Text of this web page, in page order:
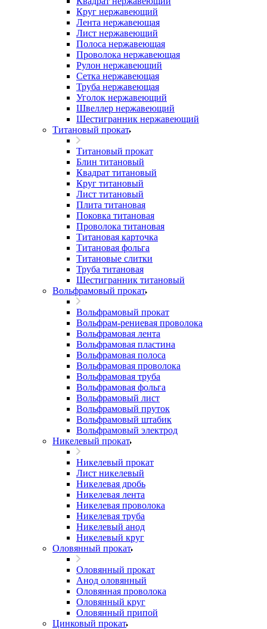
Круг нержавеющий
Лента нержавеющая
Лист нержавеющий
Полоса нержавеющая
Проволока нержавеющая
Рулон нержавеющий
Сетка нержавеющая
Труба нержавеющая
Уголок нержавеющий
Швеллер нержавеющий
Шестигранник нержавеющий
Титановый прокат
Титановый прокат
Блин титановый
Квадрат титановый
Круг титановый
Лист титановый
Плита титановая
Поковка титановая
Проволока титановая
Титановая карточка
Титановая фольга
Титановые слитки
Труба титановая
Шестигранник титановый
Вольфрамовый прокат
Вольфрамовый прокат
Вольфрам-рениевая проволока
Вольфрамовая лента
Вольфрамовая пластина
Вольфрамовая полоса
Вольфрамовая проволока
Вольфрамовая труба
Вольфрамовая фольга
Вольфрамовый лист
Вольфрамовый пруток
Вольфрамовый штабик
Вольфрамовый электрод
Никелевый прокат
Никелевый прокат
Лист никелевый
Никелевая дробь
Никелевая лента
Никелевая проволока
Никелевая труба
Никелевый анод
Никелевый круг
Оловянный прокат
Оловянный прокат
Анод оловянный
Оловянная проволока
Оловянный круг
Оловянный припой
Цинковый прокат